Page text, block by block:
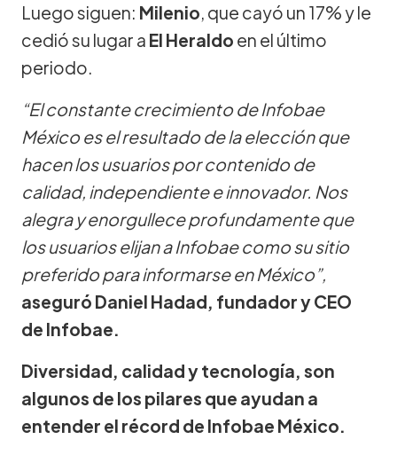
Luego siguen: Milenio, que cayó un 17% y le
cedió su lugar a El Heraldo en el último
periodo.
“El constante crecimiento de Infobae
México es el resultado de la elección que
hacen los usuarios por contenido de
calidad, independiente e innovador. Nos
alegra y enorgullece profundamente que
los usuarios elijan a Infobae como su sitio
preferido para informarse en México”,
aseguró Daniel Hadad, fundador y CEO
de Infobae.
Diversidad, calidad y tecnología, son
algunos de los pilares que ayudan a
entender el récord de Infobae México.